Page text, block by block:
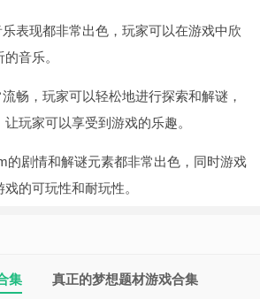
表现都非常出色，玩家可以在游戏中欣
音乐。
畅，玩家可以轻松地进行探索和解谜，
玩家可以享受到游戏的乐趣。
的剧情和解谜元素都非常出色，同时游戏
的可玩性和耐玩性。
集
真正的梦想题材游戏合集